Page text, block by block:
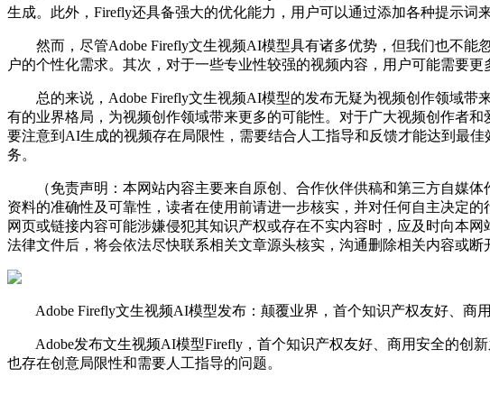
生成。此外，Firefly还具备强大的优化能力，用户可以通过添加各种提示词
然而，尽管Adobe Firefly文生视频AI模型具有诸多优势，但我们也不能
户的个性化需求。其次，对于一些专业性较强的视频内容，用户可能需要更
总的来说，Adobe Firefly文生视频AI模型的发布无疑为视频创作领域带
有的业界格局，为视频创作领域带来更多的可能性。对于广大视频创作者
要注意到AI生成的视频存在局限性，需要结合人工指导和反馈才能达到最
务。
（免责声明：本网站内容主要来自原创、合作伙伴供稿和第三方自媒体
资料的准确性及可靠性，读者在使用前请进一步核实，并对任何自主决定
网页或链接内容可能涉嫌侵犯其知识产权或存在不实内容时，应及时向本
法律文件后，将会依法尽快联系相关文章源头核实，沟通删除相关内容或断
Adobe Firefly文生视频AI模型发布：颠覆业界，首个知识产权友好、商
Adobe发布文生视频AI模型Firefly，首个知识产权友好、商用安全的创
也存在创意局限性和需要人工指导的问题。